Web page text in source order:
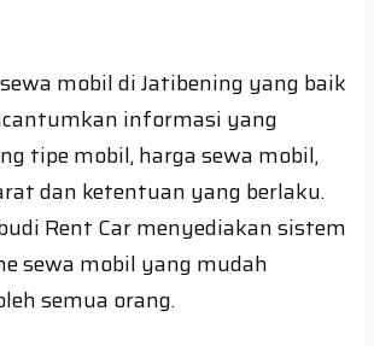
mobil di Jatibening yang baik
informasi yang
tipe mobil, harga sewa mobil,
dan ketentuan yang berlaku.
Rent Car menyediakan sistem
sewa mobil yang mudah
semua orang.